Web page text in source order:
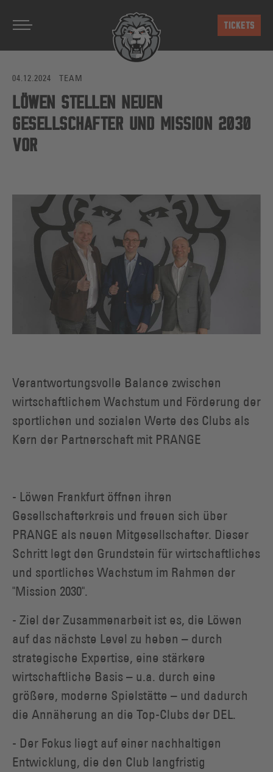
TICKETS
04.12.2024 TEAM
LÖWEN STELLEN NEUEN
GESELLSCHAFTER UND MISSION 2030
VOR
Verantwortungsvolle Balance zwischen
wirtschaftlichem Wachstum und Förderung der
sportlichen und sozialen Werte des Clubs als
Kern der Partnerschaft mit PRANGE
- Löwen Frankfurt öffnen ihren
Gesellschafterkreis und freuen sich über
PRANGE als neuen Mitgesellschafter. Dieser
Schritt legt den Grundstein für wirtschaftliches
und sportliches Wachstum im Rahmen der
"Mission 2030".
- Ziel der Zusammenarbeit ist es, die Löwen
auf das nächste Level zu heben – durch
strategische Expertise, eine stärkere
wirtschaftliche Basis – u.a. durch eine
größere, moderne Spielstätte – und dadurch
die Annäherung an die Top-Clubs der DEL.
- Der Fokus liegt auf einer nachhaltigen
Entwicklung, die den Club langfristig